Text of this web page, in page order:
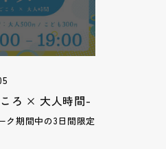
ろ × 大人時間-
ク期間中の3日間限定